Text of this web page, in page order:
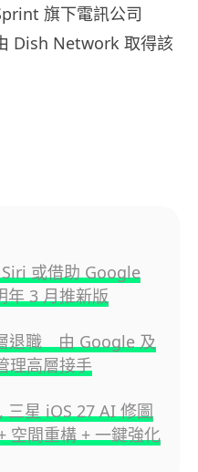
旗下電訊公司
Dish Network 取得該
或借助 Google
年 3 月推新版
退職 由 Google 及
理高層接手
星 iOS 27 AI 修圖
空間重構 + 一鍵強化